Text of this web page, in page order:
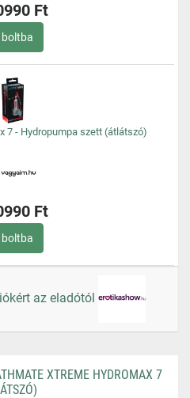
Ft
boltba
7 - Hydropumpa szett (átlátszó)
Ft
boltba
az eladótól
XTREME HYDROMAX 7